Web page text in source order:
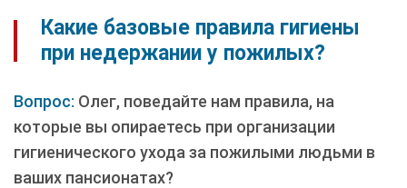
Какие базовые правила гигиены
при недержании у пожилых?
Вопрос: Олег, поведайте нам правила, на
которые вы опираетесь при организации
гигиенического ухода за пожилыми людьми в
ваших пансионатах?